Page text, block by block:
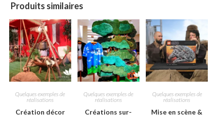
Produits similaires
Quelques exemples de
réalisations
Création décor
Quelques exemples de
réalisations
Créations sur-
Quelques exemples de
réalisations
Mise en scène &